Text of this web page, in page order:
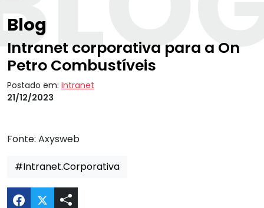
Blog
Intranet corporativa para a On
Petro Combustíveis
Postado em: Intranet
21/12/2023
Fonte: Axysweb
#Intranet.Corporativa
Compartilhar Intranet corporativa para a On